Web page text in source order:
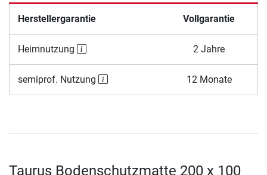
Herstellergarantie Vollgarantie
Heimnutzung 2 Jahre
semiprof. Nutzung 12 Monate
Taurus Bodenschutzmatte 200 x 100